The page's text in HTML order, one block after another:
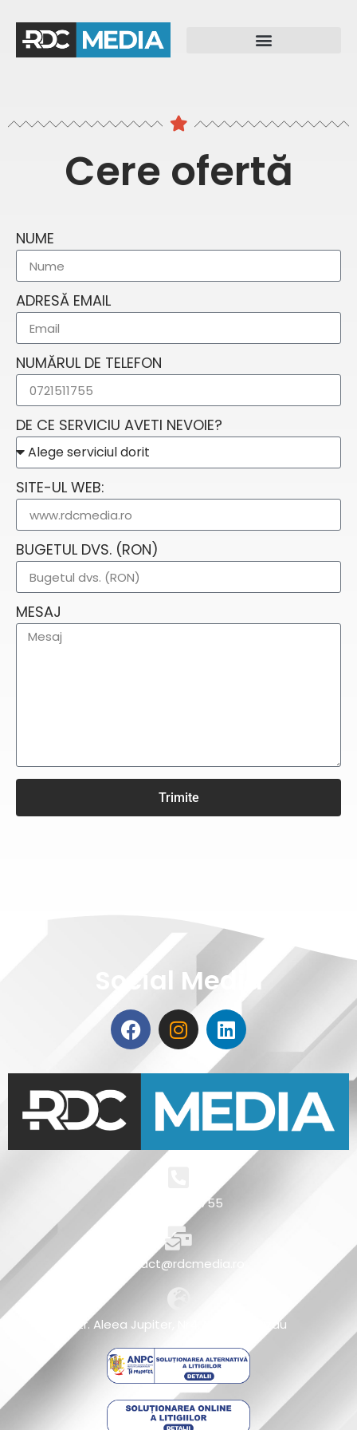
Cere ofertă
NUME
ADRESĂ EMAIL
NUMĂRUL DE TELEFON
DE CE SERVICIU AVETI NEVOIE?
SITE-UL WEB:
BUGETUL DVS. (RON)
MESAJ
Trimite
Social Media
+4 0721 511 755
contact@rdcmedia.ro
Str. Aleea Jupiter, Nr4, Micro 5, Buzau